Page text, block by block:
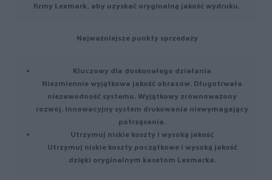
firmy Lexmark, aby uzyskać oryginalną jakość wydruku.
Najważniejsze punkty sprzedaży
Kluczowy dla doskonałego działania
Niezmiennie wyjątkowa jakość obrazów. Długotrwała
niezawodność systemu. Wyjątkowy zrównoważony
rozwój. Innowacyjny system drukowania niewymagający
potrząsania.
Utrzymuj niskie koszty i wysoką jakość
Utrzymuj niskie koszty początkowe i wysoką jakość
dzięki oryginalnym kasetom Lexmarka.